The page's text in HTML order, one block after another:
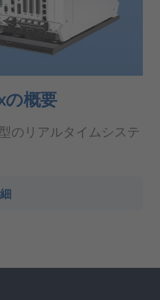
の概要
のリアルタイムシステ